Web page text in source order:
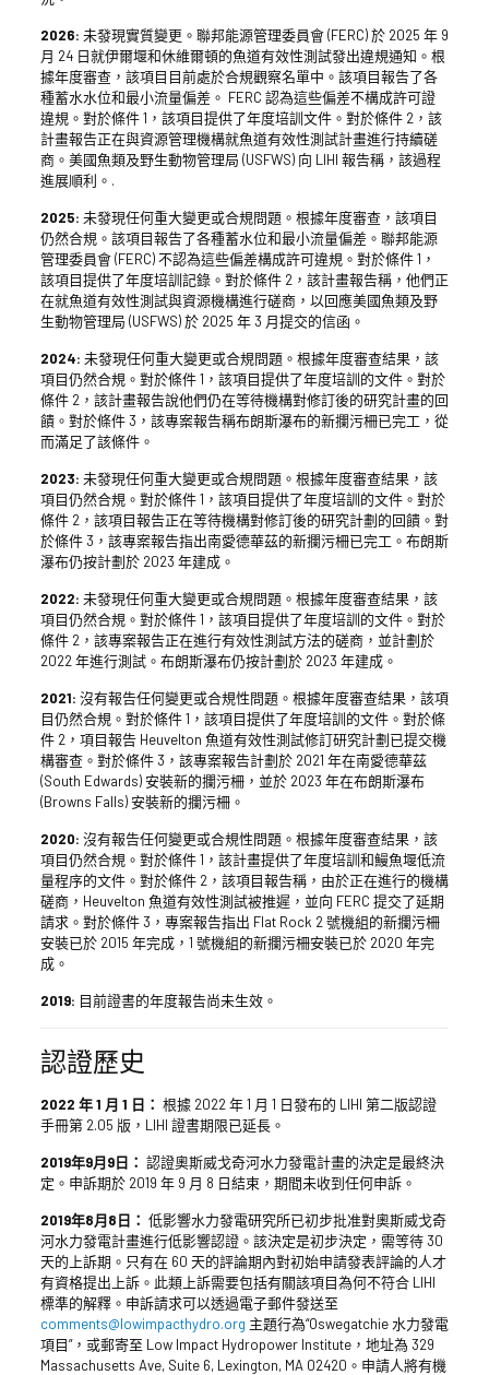
2026: 未發現實質變更。聯邦能源管理委員會 (FERC) 於 2025 年 9
月 24 日就伊爾堰和休維爾頓的魚道有效性測試發出違規通知。根
據年度審查，該項目目前處於合規觀察名單中。該項目報告了各
種蓄水水位和最小流量偏差。 FERC 認為這些偏差不構成許可證
違規。對於條件 1，該項目提供了年度培訓文件。對於條件 2，該
計畫報告正在與資源管理機構就魚道有效性測試計畫進行持續磋
商。美國魚類及野生動物管理局 (USFWS) 向 LIHI 報告稱，該過程
進展順利。.
2025: 未發現任何重大變更或合規問題。根據年度審查，該項目
仍然合規。該項目報告了各種蓄水位和最小流量偏差。聯邦能源
管理委員會 (FERC) 不認為這些偏差構成許可違規。對於條件 1，
該項目提供了年度培訓記錄。對於條件 2，該計畫報告稱，他們正
在就魚道有效性測試與資源機構進行磋商，以回應美國魚類及野
生動物管理局 (USFWS) 於 2025 年 3 月提交的信函。
2024: 未發現任何重大變更或合規問題。根據年度審查結果，該
項目仍然合規。對於條件 1，該項目提供了年度培訓的文件。對於
條件 2，該計畫報告說他們仍在等待機構對修訂後的研究計畫的回
饋。對於條件 3，該專案報告稱布朗斯瀑布的新攔污柵已完工，從
而滿足了該條件。
2023: 未發現任何重大變更或合規問題。根據年度審查結果，該
項目仍然合規。對於條件 1，該項目提供了年度培訓的文件。對於
條件 2，該項目報告正在等待機構對修訂後的研究計劃的回饋。對
於條件 3，該專案報告指出南愛德華茲的新攔污柵已完工。布朗斯
瀑布仍按計劃於 2023 年建成。
2022: 未發現任何重大變更或合規問題。根據年度審查結果，該
項目仍然合規。對於條件 1，該項目提供了年度培訓的文件。對於
條件 2，該專案報告正在進行有效性測試方法的磋商，並計劃於
2022 年進行測試。布朗斯瀑布仍按計劃於 2023 年建成。
2021: 沒有報告任何變更或合規性問題。根據年度審查結果，該項
目仍然合規。對於條件 1，該項目提供了年度培訓的文件。對於條
件 2，項目報告 Heuvelton 魚道有效性測試修訂研究計劃已提交機
構審查。對於條件 3，該專案報告計劃於 2021 年在南愛德華茲
(South Edwards) 安裝新的攔污柵，並於 2023 年在布朗斯瀑布
(Browns Falls) 安裝新的攔污柵。
2020: 沒有報告任何變更或合規性問題。根據年度審查結果，該
項目仍然合規。對於條件 1，該計畫提供了年度培訓和鰻魚堰低流
量程序的文件。對於條件 2，該項目報告稱，由於正在進行的機構
磋商，Heuvelton 魚道有效性測試被推遲，並向 FERC 提交了延期
請求。對於條件 3，專案報告指出 Flat Rock 2 號機組的新攔污柵
安裝已於 2015 年完成，1 號機組的新攔污柵安裝已於 2020 年完
成。
2019: 目前證書的年度報告尚未生效。
認證歷史
2022 年 1 月 1 日： 根據 2022 年 1 月 1 日發布的 LIHI 第二版認證
手冊第 2.05 版，LIHI 證書期限已延長。
2019年9月9日： 認證奧斯威戈奇河水力發電計畫的決定是最終決
定。申訴期於 2019 年 9 月 8 日結束，期間未收到任何申訴。
2019年8月8日： 低影響水力發電研究所已初步批准對奧斯威戈奇
河水力發電計畫進行低影響認證。該決定是初步決定，需等待 30
天的上訴期。只有在 60 天的評論期內對初始申請發表評論的人才
有資格提出上訴。此類上訴需要包括有關該項目為何不符合 LIHI
標準的解釋。申訴請求可以透過電子郵件發送至
comments@lowimpacthydro.org 主題行為“Oswegatchie 水力發電
項目”，或郵寄至 Low Impact Hydropower Institute，地址為 329
Massachusetts Ave, Suite 6, Lexington, MA 02420。申請人將有機